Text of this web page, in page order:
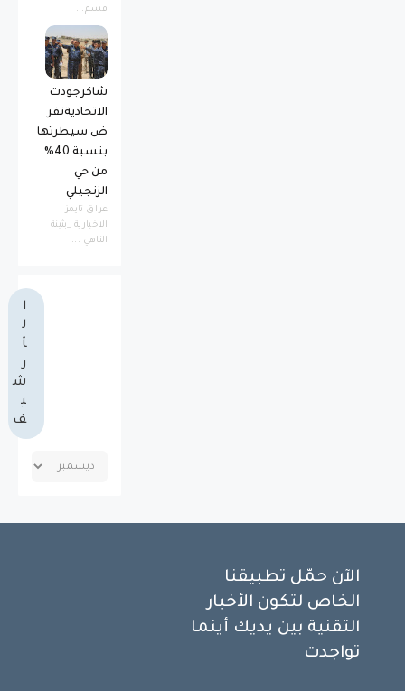
قسم...
شاكرجودت
الاتحاديةتفر
ض سيطرتها
بنسبة 40%
من حي
الزنجيلي
عراق تايمز
الاخبارية _بثينة
الناهي ...
ا
ل
أ
ر
ش
ي
ف
الآن حمّل تطبيقنا
الخاص لتكون الأخبار
التقنية بين يديك أينما
تواجدت